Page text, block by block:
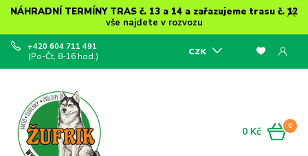
NÁHRADNÍ TERMÍNY TRAS č. 13 a 14 a zařazujeme trasu č. 12
vše najdete v rozvozu
CZK
+420 604 711 491
(Po-Čt, 8-16 hod.)
0
0 Kč